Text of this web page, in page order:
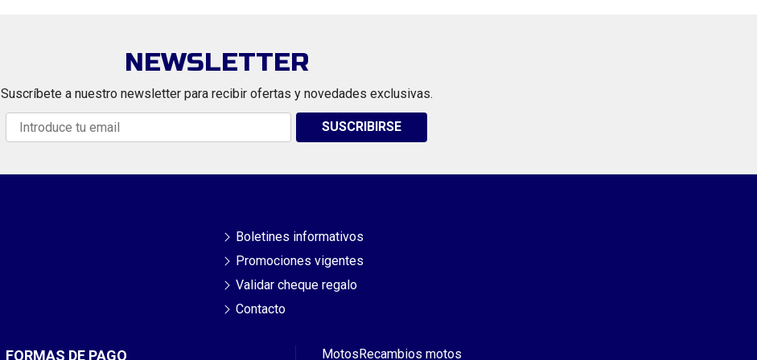
NEWSLETTER
Suscríbete a nuestro newsletter para recibir ofertas y novedades exclusivas.
SUSCRIBIRSE
FORMAS DE PAGO
Boletines informativos
Promociones vigentes
Validar cheque regalo
Contacto
MotosRecambios motos